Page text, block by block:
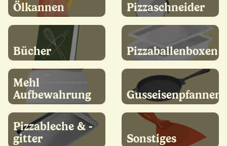
Ölkannen Pizzaschneider
Bücher Pizzaballenboxen
Mehl
Aufbewahrung
Gusseisenpfannen
Pizzableche & -
gitter
Sonstiges